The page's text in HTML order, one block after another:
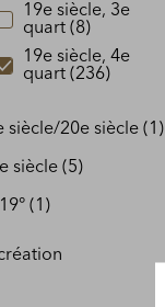
plus
19e siècle, 3e
quart (8)
plus
19e siècle, 4e
quart (236)
siècle/20e siècle (1)
plus
siècle (5)
(1)